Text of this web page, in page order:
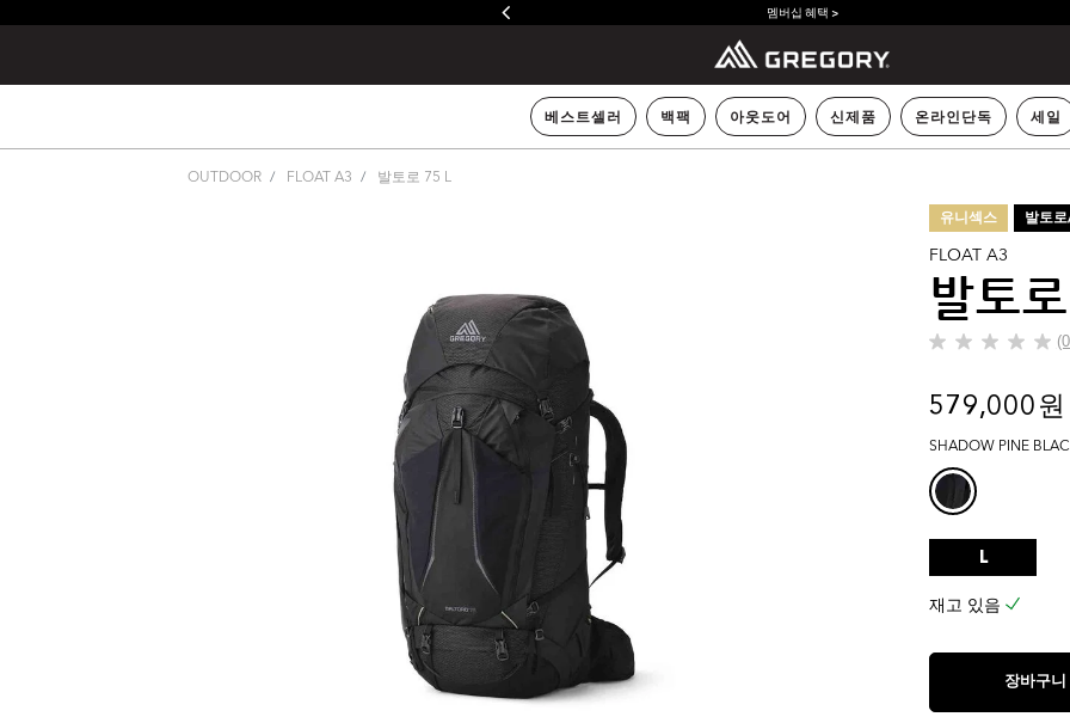
멤버십 혜택 >
베스트셀러 백팩 아웃도어 신제품 온라인단독 세일
OUTDOOR FLOAT A3 발토로 75 L
유니섹스 발토
FLOAT A3
발토
별
개
중
0.0
개
입
니
다.
579,000 원
SHADOW PINE
L
재고 있음
장바구